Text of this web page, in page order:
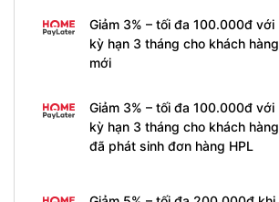
Giảm 3% – tối đa 100.000đ với
kỳ hạn 3 tháng cho khách hàng
mới
Giảm 3% – tối đa 100.000đ với
kỳ hạn 3 tháng cho khách hàng
đã phát sinh đơn hàng HPL